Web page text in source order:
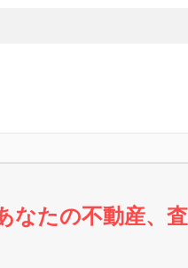
なたの不動産、